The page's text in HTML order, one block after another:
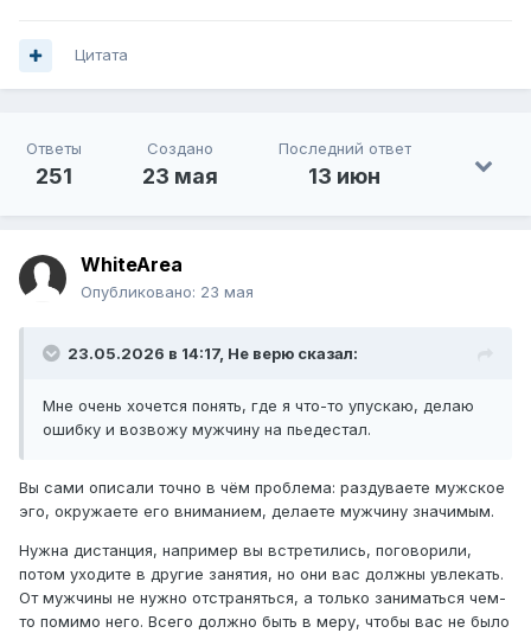
Цитата
Ответы
251
Создано
23 мая
Последний ответ
13 июн
WhiteArea
Опубликовано: 23 мая
23.05.2026 в 14:17, Не верю сказал:
Мне очень хочется понять, где я что-то упускаю, делаю
ошибку и возвожу мужчину на пьедестал.
Вы сами описали точно в чём проблема: раздуваете мужское
эго, окружаете его вниманием, делаете мужчину значимым.
Нужна дистанция, например вы встретились, поговорили,
потом уходите в другие занятия, но они вас должны увлекать.
От мужчины не нужно отстраняться, а только заниматься чем-
то помимо него. Всего должно быть в меру, чтобы вас не было